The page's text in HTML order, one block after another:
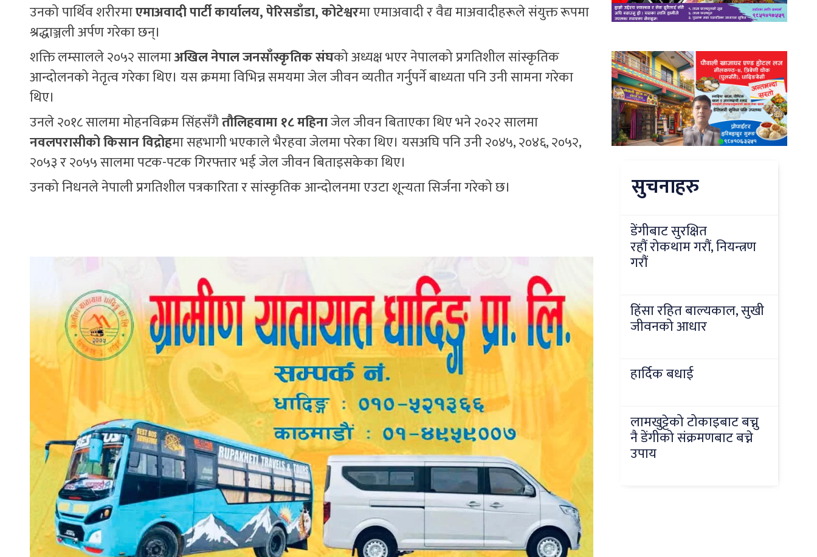
उनको पार्थिव शरीरमाएमाअवादी पार्टी कार्यालय, पेरिसडाँडा, कोटेश्वरमा एमाअवादी र वैद्य माअवादीहरूले संयुक्त रूपमा
श्रद्धाञ्जली अर्पण गरेका छन्।
शक्ति लम्सालले २०५२ सालमाअखिल नेपाल जनसाँस्कृतिक संघको अध्यक्ष भएर नेपालको प्रगतिशील सांस्कृतिक
आन्दोलनको नेतृत्व गरेका थिए। यस क्रममा विभिन्न समयमा जेल जीवन व्यतीत गर्नुपर्ने बाध्यता पनि उनी सामना गरेका
थिए।
उनले २०१८ सालमा मोहनविक्रम सिंहसँगैतौलिहवामा १८ महिनाजेल जीवन बिताएका थिए भने २०२२ सालमा
नवलपरासीको किसान विद्रोहमा सहभागी भएकाले भैरहवा जेलमा परेका थिए। यसअघि पनि उनी २०४५, २०४६, २०५२,
२०५३ र २०५५ सालमा पटक-पटक गिरफ्तार भई जेल जीवन बिताइसकेका थिए।
उनको निधनले नेपाली प्रगतिशील पत्रकारिता र सांस्कृतिक आन्दोलनमा एउटा शून्यता सिर्जना गरेको छ।
सुचनाहरु
डेंगीबाट सुरक्षित
रहौं रोकथाम गरौं, नियन्त्रण
गरौं
हिंसा रहित बाल्यकाल, सुखी
जीवनको आधार
हार्दिक बधाई
लामखुट्टेको टोकाइबाट बच्नु
नै डेंगीको संक्रमणबाट बच्ने
उपाय